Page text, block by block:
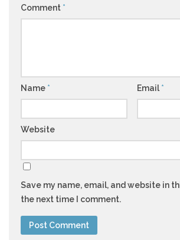
Comment *
Name * Email *
Website
Save my name, email, and website in
the next time I comment.